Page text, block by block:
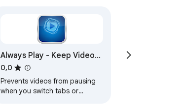
Always Play - Keep Video
Playing
0,0
Prevents videos from pausing
when you switch tabs or